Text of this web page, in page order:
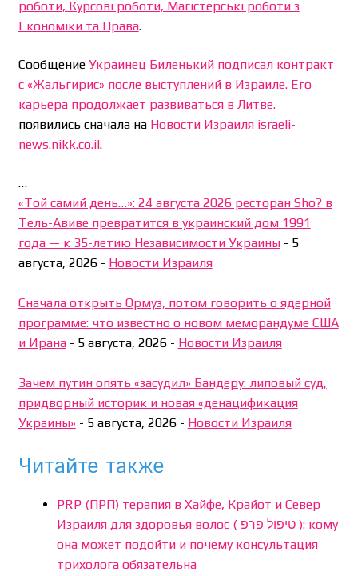
роботи, Курсові роботи, Магістерські роботи з
Економіки та Права.
Сообщение Украинец Биленький подписал контракт
с «Жальгирис» после выступлений в Израиле. Его
карьера продолжает развиваться в Литве.
появились сначала на Новости Израиля israeli-
news.nikk.co.il.
…
«Той самий день…»: 24 августа 2026 ресторан Sho? в
Тель-Авиве превратится в украинский дом 1991
года — к 35-летию Независимости Украины- 5
августа, 2026- Новости Израиля
Сначала открыть Ормуз, потом говорить о ядерной
программе: что известно о новом меморандуме США
и Ирана- 5 августа, 2026- Новости Израиля
Зачем путин опять «засудил» Бандеру: липовый суд,
придворный историк и новая «денацификация
Украины» - 5 августа, 2026- Новости Израиля
Читайте также
PRP (ПРП) терапия в Хайфе, Крайот и Север
Израиля для здоровья волос ( טיפול פרפ ): кому
она может подойти и почему консультация
трихолога обязательна